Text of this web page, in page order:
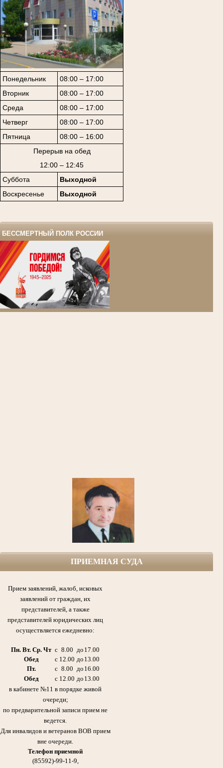
Понедельник
08:00 – 17:00
Вторник
08:00 – 17:00
Среда
08:00 – 17:00
Четверг
08:00 – 17:00
Пятница
08:00 – 16:00
Перерыв на обед
12:00 – 12:45
Суббота
Выходной
Воскресенье
Выходной
БЕССМЕРТНЫЙ ПОЛК РОССИИ
Софин Рафаил Ефимович (1925-1999гг.) народный судья,
первый председатель Азнакаевского народного суда ТАССР с 1954 по 1986гг.,
участник Великой Отечественной войны, кавалер боевых Орденов,
Галиуллин Габдулла Сибгатович 21.11.1920 -11.08.2006гг.
Абдрашитовой Мусфиры Габдулловны - председателя суда с 1986 по 2013гг.
Участник Великой Отечественной войны
Награжден Орденом Красного Знамени,
медалью «За оборону Сталинграда»
ПРИЕМНАЯ СУДА
Прием заявлений, жалоб, исковых
заявлений от граждан, их
представителей, а также
представителей юридических лиц
осуществляется ежедневно:
Пн. Вт. Ср. Чт с 8.00 до 17.00
Обед
с 12.00 до 13.00
Пт.
с 8.00 до 16.00
Обед
с 12.00 до 13.00
в кабинете №11 в порядке живой
очереди;
по предварительной записи прием не
ведется.
Для инвалидов и ветеранов ВОВ прием
вне очереди.
Телефон приемной
(85592)-99-11-9,